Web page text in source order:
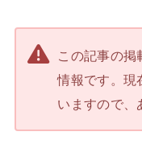
この記事の掲
情報です。現
いますので、